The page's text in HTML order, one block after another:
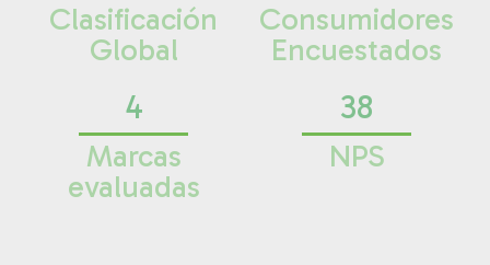
Clasificación
Global
Consumidores
Encuestados
4
Marcas
evaluadas
38
NPS